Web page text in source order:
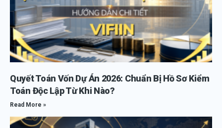
Quyết Toán Vốn Dự Án 2026: Chuẩn Bị Hồ Sơ Kiểm
Toán Độc Lập Từ Khi Nào?
Read More »